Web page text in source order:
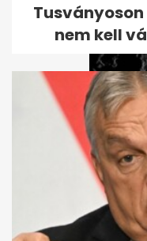
nem kell